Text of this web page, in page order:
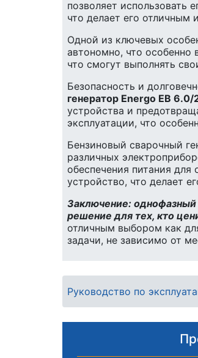
позволяет использовать
что делает его отличным
Одной из ключевых
автономно, что особенно
что смогут выполнять
Безопасность и
генератор Energo EB
устройства и
эксплуатации, что
Бензиновый сварочный
различных
обеспечения питания
устройство, что делает
Заключение:
решение для тех, кто
отличным выбором как
задачи, не зависимо от
Руководство по